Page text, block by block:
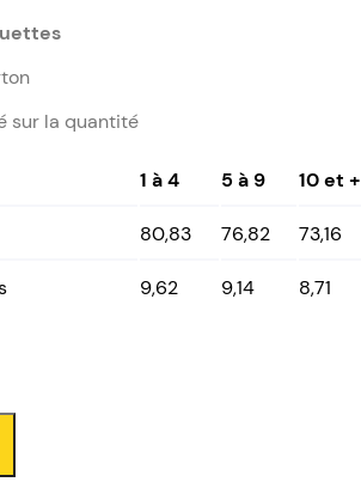
sur la quantité
1 à 4 5 à 9 10 et +
80,83 76,82 73,16
9,62 9,14 8,71